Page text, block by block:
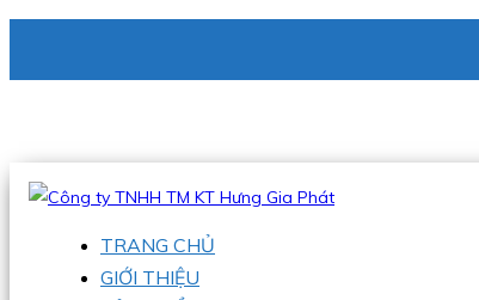
Hotline:0938 336 079
TRANG CHỦ
GIỚI THIỆU